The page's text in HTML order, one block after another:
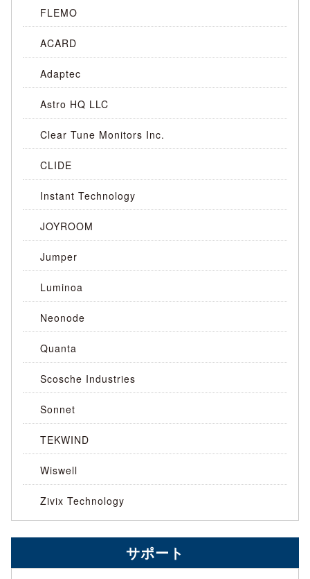
FLEMO
ACARD
Adaptec
Astro HQ LLC
Clear Tune Monitors Inc.
CLIDE
Instant Technology
JOYROOM
Jumper
Luminoa
Neonode
Quanta
Scosche Industries
Sonnet
TEKWIND
Wiswell
Zivix Technology
サポート